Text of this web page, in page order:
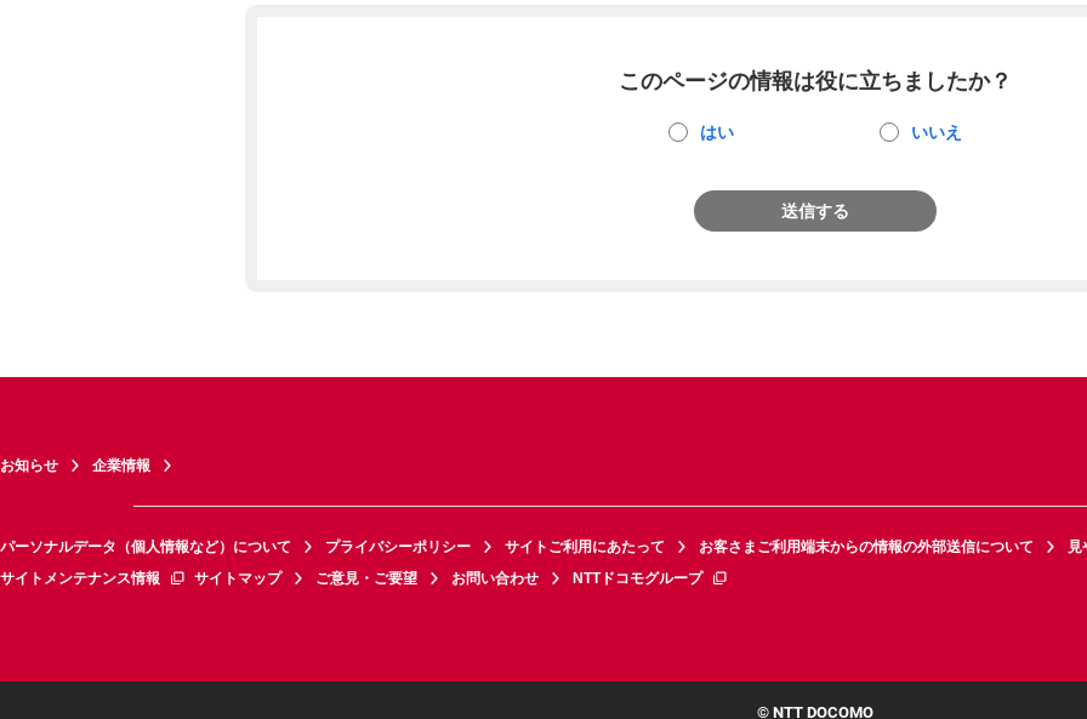
このページの情報は役に立ちましたか？
はい いいえ
送信する
お知らせ 企業情報
パーソナルデータ（個人情報など）について プライバシーポリシー サイトご利用にあたって お客さまご利用端末からの情報の外部送信について
見
サイトメンテナンス情報
サイトマップ ご意見・ご要望 お問い合わせ NTTドコモグループ
© NTT DOCOMO